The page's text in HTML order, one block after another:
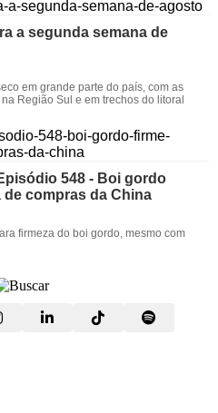
a segunda semana de
em grande parte do país, com as
Região Sul e em trechos do litoral
548 - Boi gordo
compras da China
firmeza do boi gordo, mesmo com